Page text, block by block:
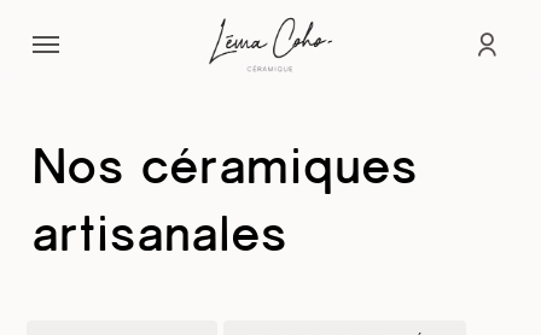
Menu
Nos céramiques
artisanales
Fermer